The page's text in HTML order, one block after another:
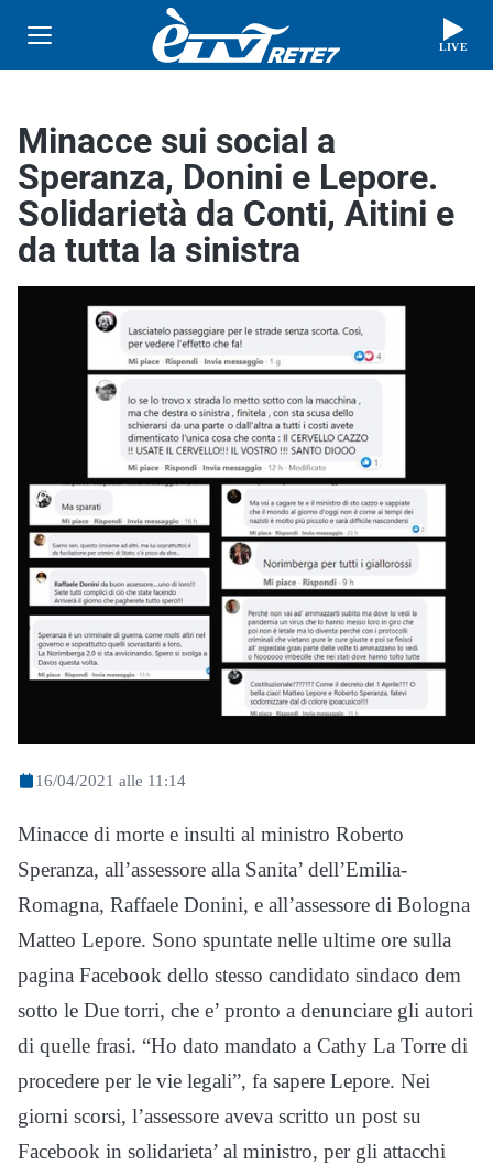
LIVE
Minacce sui social a
Speranza, Donini e Lepore.
Solidarietà da Conti, Aitini e
da tutta la sinistra
16/04/2021 alle 11:14
Minacce di morte e insulti al ministro Roberto
Speranza, all’assessore alla Sanita’ dell’Emilia-
Romagna, Raffaele Donini, e all’assessore di Bologna
Matteo Lepore. Sono spuntate nelle ultime ore sulla
pagina Facebook dello stesso candidato sindaco dem
sotto le Due torri, che e’ pronto a denunciare gli autori
di quelle frasi. “Ho dato mandato a Cathy La Torre di
procedere per le vie legali”, fa sapere Lepore. Nei
giorni scorsi, l’assessore aveva scritto un post su
Facebook in solidarieta’ al ministro, per gli attacchi